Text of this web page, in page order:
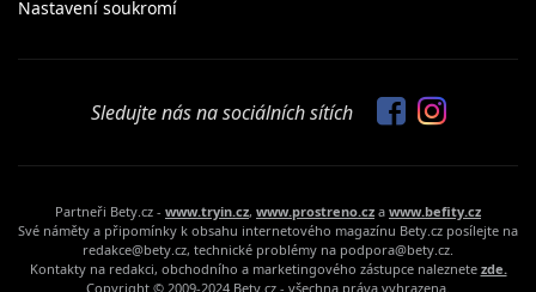
Nastavení soukromí
Sledujte nás na sociálních sítích
Partneři Bety.cz - www.tryin.cz, www.prostreno.cz a www.befity.cz
Své náměty a připomínky k obsahu internetového magazínu Bety.cz posílejte na
redakce@bety.cz, technické problémy na podpora@bety.cz.
Kontakty na redakci, obchodního a marketingového zástupce naleznete zde.
Copyright © 2009-2024 Bety.cz - všechna práva vyhrazena.